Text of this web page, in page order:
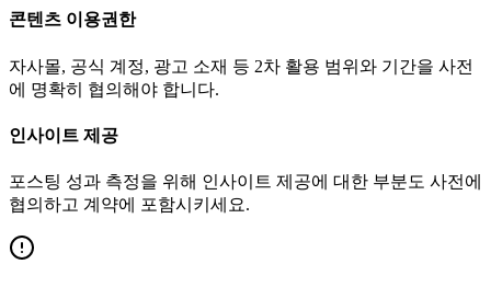
콘텐츠 이용권한
자사몰, 공식 계정, 광고 소재 등 2차 활용 범위와 기간을 사전
에 명확히 협의해야 합니다.
인사이트 제공
포스팅 성과 측정을 위해 인사이트 제공에 대한 부분도 사전에
협의하고 계약에 포함시키세요.